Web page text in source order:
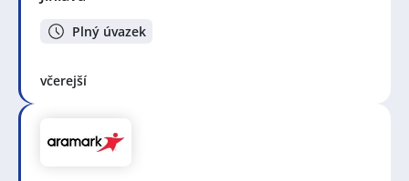
Plný úvazek
včerejší